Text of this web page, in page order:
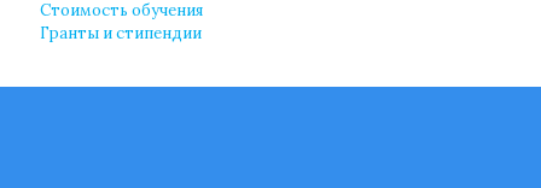
компьютерных технологий, инженерного дела, факультет
специалистов, состоящий из школ архитектуры, бизнеса,
Стоимость обучения
Гранты и стипендии